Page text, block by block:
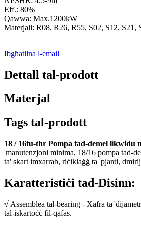
Eff.: 80%
Qawwa: Max.1200kW
Materjali: R08, R26, R55, S02, S12, S21,
Ibgħatilna l-email
Dettall tal-prodott
Materjal
Tags tal-prodott
18 / 16tu-thr Pompa tad-demel likwidu
'manutenzjoni minima, 18/16 pompa tad-
ta' skart imxarrab, riċiklaġġ ta 'pjanti,
Karatteristiċi tad-Disinn:
√ Assemblea tal-bearing - Xafra ta
tal-iskartoċċ fil-qafas.